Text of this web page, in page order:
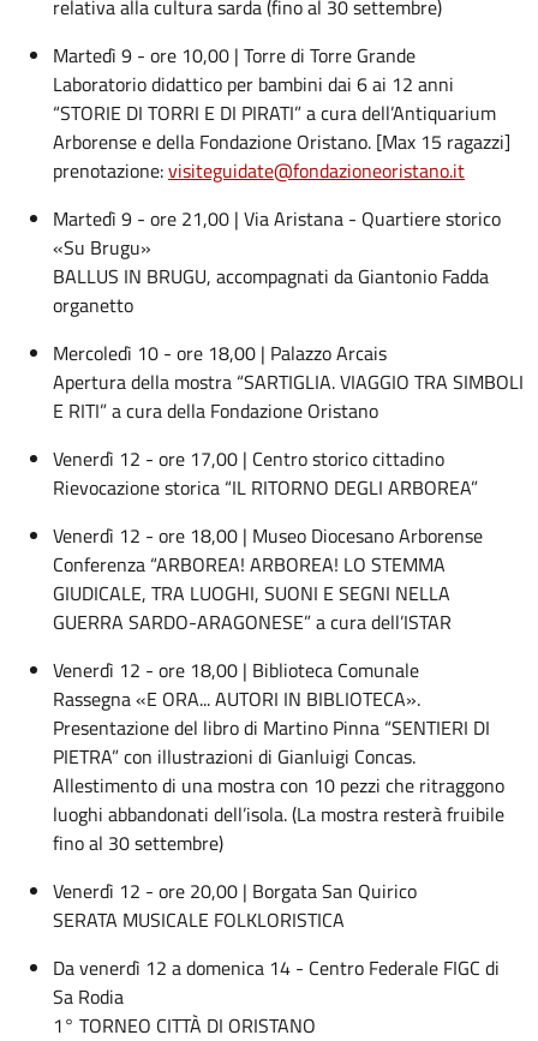
relativa alla cultura sarda (fino al 30 settembre)
Martedì 9 - ore 10,00 | Torre di Torre Grande
Laboratorio didattico per bambini dai 6 ai 12 anni
“STORIE DI TORRI E DI PIRATI” a cura dell’Antiquarium
Arborense e della Fondazione Oristano. [Max 15 ragazzi]
prenotazione:visiteguidate@fondazioneoristano.it
Martedì 9 - ore 21,00 | Via Aristana - Quartiere storico
«Su Brugu»
BALLUS IN BRUGU, accompagnati da Giantonio Fadda
organetto
Mercoledì 10 - ore 18,00 | Palazzo Arcais
Apertura della mostra “SARTIGLIA. VIAGGIO TRA SIMBOLI
E RITI” a cura della Fondazione Oristano
Venerdì 12 - ore 17,00 | Centro storico cittadino
Rievocazione storica “IL RITORNO DEGLI ARBOREA”
Venerdì 12 - ore 18,00 | Museo Diocesano Arborense
Conferenza “ARBOREA! ARBOREA! LO STEMMA
GIUDICALE, TRA LUOGHI, SUONI E SEGNI NELLA
GUERRA SARDO-ARAGONESE” a cura dell’ISTAR
Venerdì 12 - ore 18,00 | Biblioteca Comunale
Rassegna «E ORA... AUTORI IN BIBLIOTECA».
Presentazione del libro di Martino Pinna “SENTIERI DI
PIETRA” con illustrazioni di Gianluigi Concas.
Allestimento di una mostra con 10 pezzi che ritraggono
luoghi abbandonati dell’isola. (La mostra resterà fruibile
fino al 30 settembre)
Venerdì 12 - ore 20,00 | Borgata San Quirico
SERATA MUSICALE FOLKLORISTICA
Da venerdì 12 a domenica 14 - Centro Federale FIGC di
Sa Rodia
1° TORNEO CITTÀ DI ORISTANO